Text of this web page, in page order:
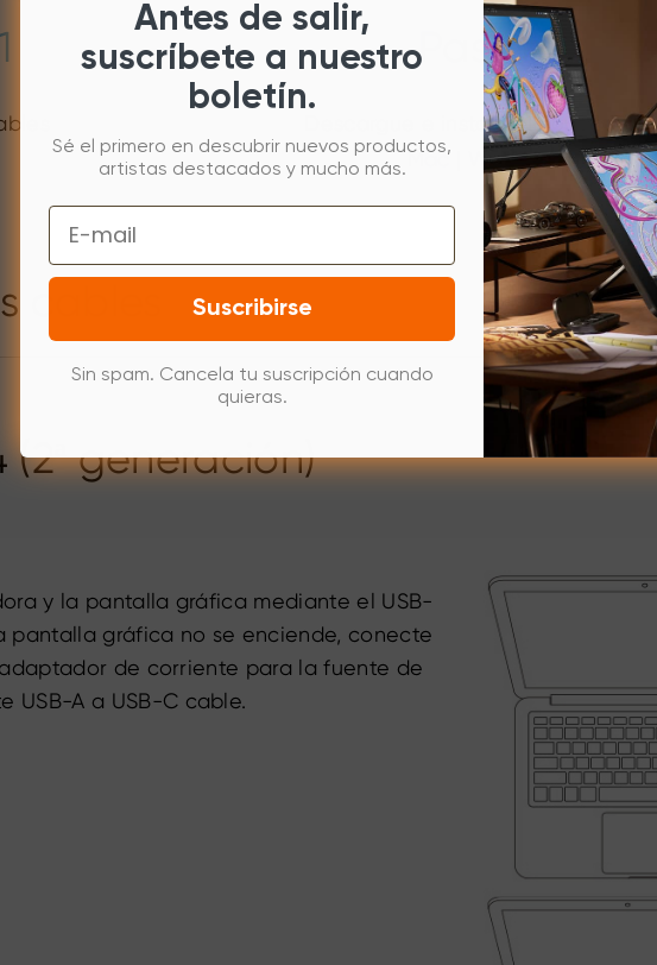
Paso 2
Descargue e instale el controlador.
Mac| Windows
cables
(2ª generación)
y la pantalla gráfica mediante el USB-
pantalla gráfica no se enciende, conecte
de corriente para la fuente de
USB-A a USB-C cable.
Antes de salir,
suscríbete a nuestro
boletín.
Sé el primero en descubrir nuevos productos,
artistas destacados y mucho más.
Email
Suscribirse
Sin spam. Cancela tu suscripción cuando
quieras.